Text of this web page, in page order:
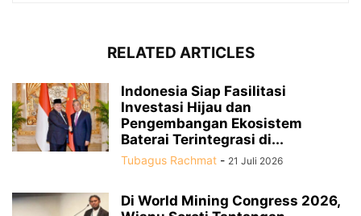
RELATED ARTICLES
Indonesia Siap Fasilitasi
Investasi Hijau dan
Pengembangan Ekosistem
Baterai Terintegrasi di...
Tubagus Rachmat - 21 Juli 2026
Di World Mining Congress 2026,